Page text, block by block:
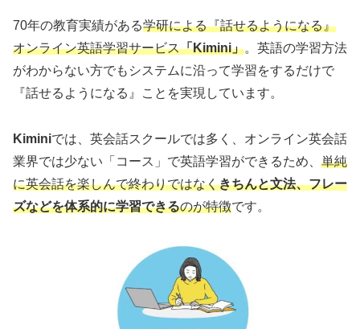
70年の教育実績がある学研による『話せるようになる』
オンライン英語学習サービス「Kimini」。英語の学習方法
がわからない方でもシステムに沿って学習をするだけで
『話せるようになる』ことを実現しています。
Kiminiでは、英会話スクールでは多く、オンライン英会話
業界では少ない「コース」で英語学習ができるため、 単純
に英会話を楽しんで終わりではなくきちんと文法、フレー
ズなどを体系的に学習できるのが特徴です。